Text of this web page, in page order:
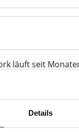
Details
läuft seit
und nicht gelblich
über die
klingt blechern
im Bad tut